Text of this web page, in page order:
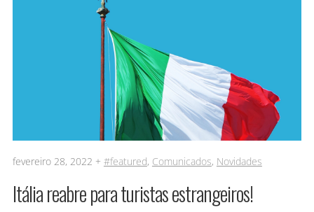
fevereiro 28, 2022 + #featured, Comunicados, Novidades
Itália reabre para turistas estrangeiros!